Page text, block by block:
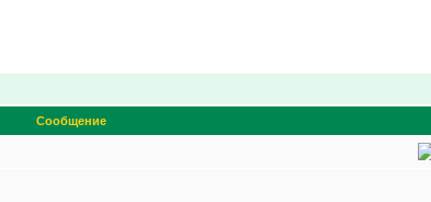
Сообщение